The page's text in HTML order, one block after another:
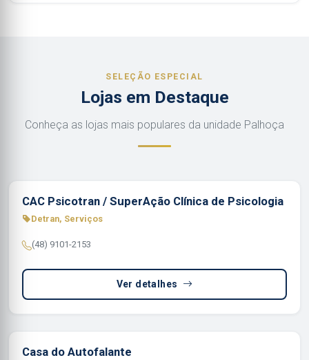
SELEÇÃO ESPECIAL
Lojas em Destaque
Conheça as lojas mais populares da unidade Palhoça
CAC Psicotran / SuperAção Clínica de Psicologia
Detran, Serviços
(48) 9101-2153
Ver detalhes
Casa do Autofalante